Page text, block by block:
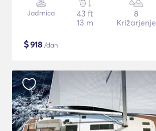
Jadrnica
43 ft
13 m
8
Križarjenje
$918 /dan